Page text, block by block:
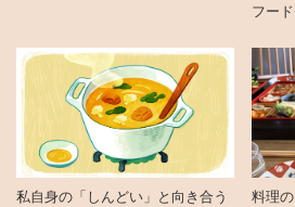
フー
私自身の「しんどい」と向き合う
料理